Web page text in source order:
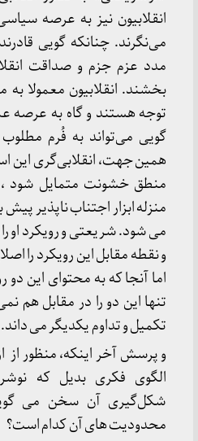
انقلابیون نیز به عرصه
می‌نگرند. چنانکه گویی
مدد عزم جزم و صداقت
بخشند. انقلابیون معمولا
توجه هستند و گاه به عرصه
گویی می‌تواند به فُرم مطلوب
همین جهت، انقلابی‌گری این
منطق خشونت متمایل ‌شود
منزله ابزار اجتناب ناپذیر
می شود. شریعتی و رویکرد او را
و نقطه مقابل این رویکرد را
اما آنجا که به محتوای این
تنها این دو را در مقابل هم
تکمیل و تداوم یکدیگر می داند.
و پرسش آخر اینکه، منظور از
الگوی فکری بدیل که
شکل‌گیری آن سخن می
محدودیت های آن کدام است؟